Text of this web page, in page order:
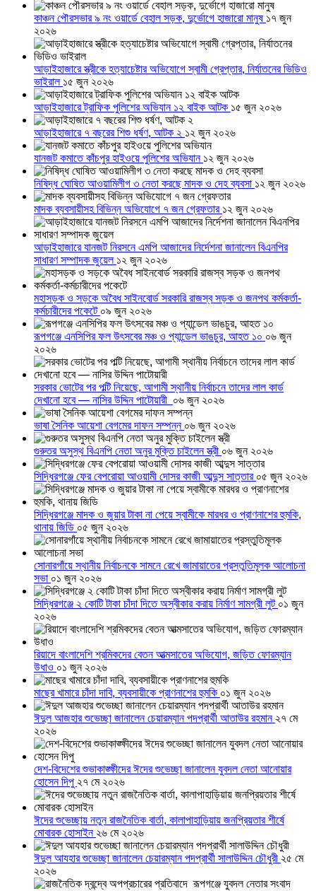
কাঞ্চন পৌরসভার ৯ নং ওয়ার্ডে বেহাল সড়ক, দুর্ভোগে হাজারো মানুষ ১৭ জুন
২০২৬
আড়াইহাজারে স্ত্রীকে হত্যাচেষ্টার অভিযোগে স্বামী গ্রেপ্তার, নির্যাতনের ভিডিও
ভাইরাল ১৫ জুন ২০২৬
আড়াইহাজারে ট্রাফিক পুলিশের অভিযান ১২ বাইক আটক ১৫ জুন ২০২৬
আড়াইহাজারে ৭ বছরের শিশু ধর্ষণ, আটক ২ ১২ জুন ২০২৬
যানজট কমাতে কাঁচপুর হাইওয়ে পুলিশের অভিযান ১২ জুন ২০২৬
নিষিদ্ধ ঘোষিত আওয়ামিলীগ ৩ নেতা করছে মাদক ও দেহ ব্যবসা ১২ জুন ২০২৬
মাদক ব্যবসায়ীসহ বিভিন্ন অভিযোগে ৭ জন গ্রেফতার ১২ জুন ২০২৬
আড়াইহাজারে যানজট নিরসনে এমপি আজাদের নির্দেশনা জানালেন বিএনপির
সাধারণ সম্পাদক জুয়েল ১২ জুন ২০২৬
মহাসড়ক ও সড়কে অবৈধ সাইনবোর্ড সরকারি রাজস্ব সড়ক ও জনপথ কর্মকর্তা-
কর্মচারীদের পকেটে ০৯ জুন ২০২৬
রূপগঞ্জে এনসিপির ফল উৎসবের মঞ্চ ও প্যান্ডেল ভাঙচুর, আহত ১০ ০৬ জুন
২০২৬
সরকার ভোটের পর পল্টি নিয়েছে, আগামী স্থানীয় নির্বাচনে তাদের লাল কার্ড
দেখানো হবে — নাসির উদ্দিন পাটোয়ারী ০৬ জুন ২০২৬
ভাষা সৈনিক আয়েশা বেগমের দাফন সম্পন্ন ০৬ জুন ২০২৬
গুরুতর অসুস্থ বিএনপি নেতা অনুর মুক্তি চাইলেন স্ত্রী ০৬ জুন ২০২৬
সিদ্ধিরগঞ্জে ফের বেপরোয়া আওয়ামী দোসর কাজী আব্দুস সাত্তার ০৫ জুন ২০২৬
সিদ্ধিরগঞ্জে মাদক ও জুয়ার টাকা না পেয়ে স্বামীকে মারধর ও প্রাণনাশের হুমকি,
থানায় জিডি ০৫ জুন ২০২৬
সোনারগাঁয়ে স্থানীয় নির্বাচনকে সামনে রেখে জামায়াতের প্রস্তুতিমূলক আলোচনা
সভা ০১ জুন ২০২৬
সিদ্ধিরগঞ্জে ২ কোটি টাকা চাঁদা দিতে অস্বীকার করায় নির্মাণ সামগ্রী লুট ০১ জুন
২০২৬
রিয়াদে বাংলাদেশি শ্রমিকদের বেতন আত্মসাতের অভিযোগ, জড়িত ফোরম্যান
উধাও ০১ জুন ২০২৬
মাছের খামারে চাঁদা দাবি, ব্যবসায়ীকে প্রাণনাশের হুমকি ০১ জুন ২০২৬
ঈদুল আজহার শুভেচ্ছা জানালেন চেয়ারম্যান পদপ্রার্থী আতাউর রহমান ২৭ মে
২০২৬
দেশ-বিদেশের শুভাকাঙ্ক্ষীদের ঈদের শুভেচ্ছা জানালেন যুবদল নেতা আনোয়ার
হোসেন দিপু ২৭ মে ২০২৬
ঈদের শুভেচ্ছায় নতুন রাজনৈতিক বার্তা, কালাপাহাড়িয়ায় জনপ্রিয়তার শীর্ষে
মোবারক হোসাইন ২৬ মে ২০২৬
ঈদুল আযহার শুভেচ্ছা জানালেন চেয়ারম্যান পদপ্রার্থী সালাউদ্দিন চৌধুরী ২৫ মে
২০২৬